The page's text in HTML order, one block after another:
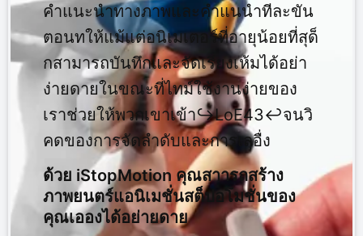
คำแนะนำทางภาพและคำแนนำทีละขัน
ตอนทให้แม้แต่อนิเมเตอร์ที่อายุน้อยที่สุด็
กสามารถบันทึกและจัดเรียงเห้มได้อย่า
ง่ายดายในขณะที่ไทม์ใช้งานง่ายของ
เราช่วยให้พวกเขาเข้า↪LoE43↩จนวิ
คดของการจัดลำดับและการเลอื่ง
ด้วย iStopMotion คุณสาารถสร้าง
ภาพยนตร์แอนิเมชั่นสต็ปอโมชั่นของ
คุณเอองได้อย่ายดาย